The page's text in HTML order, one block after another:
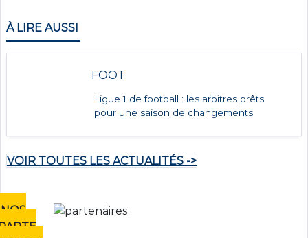
À LIRE AUSSI
FOOT
Ligue 1 de football : les arbitres prêts
pour une saison de changements
VOIR TOUTES LES ACTUALITÉS ->
NOS